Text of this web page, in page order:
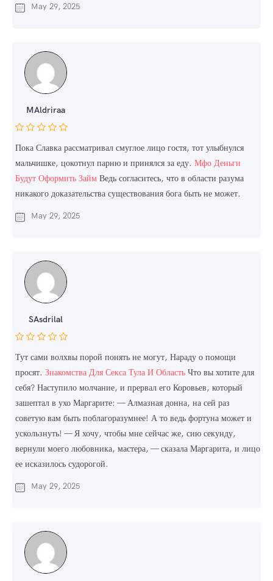
May 29, 2025
MAldriraa
Пока Славка рассматривал смуглое лицо гостя, тот улыбнулся
мальчишке, цокотнул парню и принялся за еду. Мфо Деньги
Будут Оформить Займ Ведь согласитесь, что в области разума
никакого доказательства существования бога быть не может.
May 29, 2025
SAsdrilal
Тут сами волхвы порой понять не могут, Нараду о помощи
просят. Знакомства Для Секса Тула И Область Что вы хотите для
себя? Наступило молчание, и прервал его Коровьев, который
зашептал в ухо Маргарите: — Алмазная донна, на сей раз
советую вам быть поблагоразумнее! А то ведь фортуна может и
ускользнуть! — Я хочу, чтобы мне сейчас же, сию секунду,
вернули моего любовника, мастера, — сказала Маргарита, и лицо
ее исказилось судорогой.
May 29, 2025